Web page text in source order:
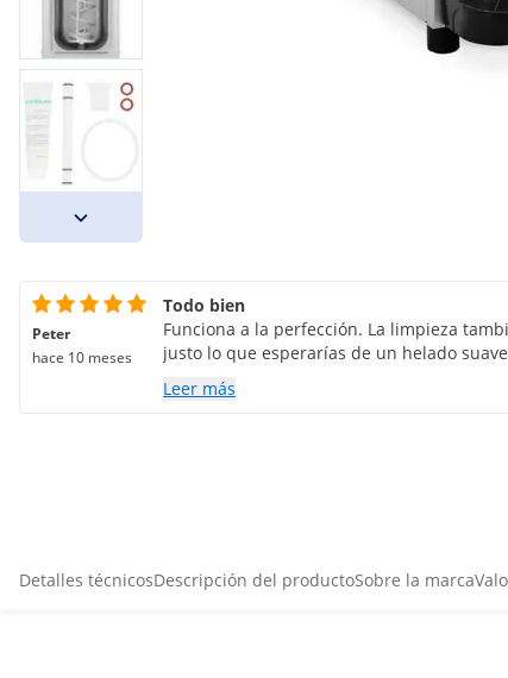
Peter
hace 10 meses
Todo bien
Funciona a la perfección. La limpieza
justo lo que esperarías de un helado
Leer más
Detalles técnicosDescripción del productoSobre la marca